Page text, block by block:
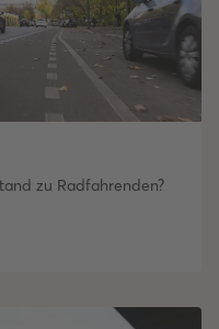
zu Radfahrenden?